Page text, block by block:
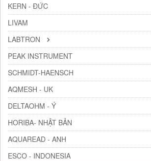
KERN - ĐỨC
LIVAM
LABTRON
PEAK INSTRUMENT
SCHMIDT-HAENSCH
AQMESH - UK
DELTAOHM - Ý
HORIBA- NHẬT BẢN
AQUAREAD - ANH
ESCO - INDONESIA